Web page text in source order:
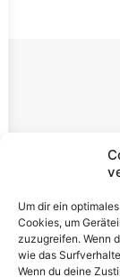
Um dir ein
Cookies, um
zuzugreifen. Wenn
wie das
Wenn du deine
Cookie-